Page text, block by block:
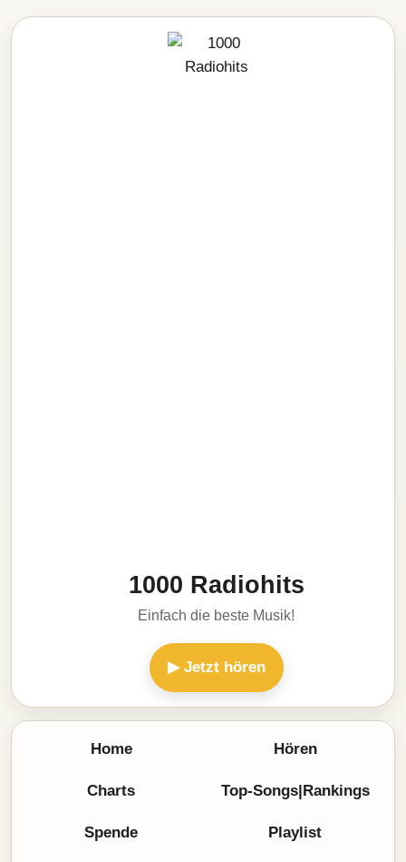
1000 Radiohits
Einfach die beste Musik!
▶ Jetzt hören
Home Hören
Charts Top-Songs|Rankings
Spende Playlist